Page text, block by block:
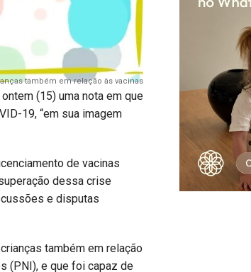
também em relação às vacinas
(15) uma nota em que
19, “em sua imagem
de vacinas
dessa crise
e disputas
também em relação
(PNI), e que foi capaz de